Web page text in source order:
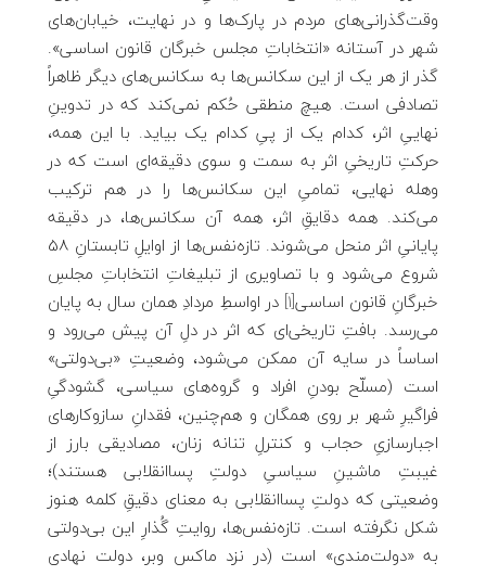
وقت‌گذرانی‌های مردم در پارک‌ها و در نهایت، خیابان‌های
شهر در آستانه «انتخاباتِ مجلس خبرگان قانون اساسی».
گذر از هر یک از این سکانس‌ها به سکانس‌های دیگر ظاهراً
تصادفی است. هیچ منطقی حُکم نمی‌کند که در تدوینِ
نهاییِ اثر، کدام یک از پیِ کدام یک بیاید. با این همه،
حرکتِ تاریخیِ اثر به سمت و سوی دقیقه‌ای است که در
وهله نهایی، تمامیِ این سکانس‌ها را در هم ترکیب
می‌کند. همه دقایقِ اثر، همه آن سکانس‌ها، در دقیقه
پایانیِ اثر منحل می‌شوند. تازه‌نفس‌ها از اوایلِ تابستانِ 58
شروع می‌شود و با تصاویری از تبلیغاتِ انتخاباتِ مجلسِ
خبرگانِ قانون اساسی[1] در اواسطِ مردادِ همان سال به پایان
می‌رسد. بافتِ تاریخی‌ای که اثر در دلِ آن پیش می‌رود و
اساساً در سایه آن ممکن می‌شود، وضعیتِ «بی‌دولتی»
است (مسلّح بودنِ افراد و گروه‌های سیاسی، گشودگیِ
فراگیرِ شهر بر روی همگان و هم‌چنین، فقدانِ سازوکارهای
اجبارسازیِ حجاب و کنترلِ تنانه زنان، مصادیقی بارز از
غیبتِ ماشینِ سیاسیِ دولتِ پساانقلابی هستند)؛
وضعیتی که دولتِ پساانقلابی به معنای دقیقِ کلمه هنوز
شکل نگرفته است. تازه‌نفس‌ها، روایتِ گُذارِ این بی‌دولتی
به «دولت‌مندی» است (در نزد ماکس وبر، دولت نهادی